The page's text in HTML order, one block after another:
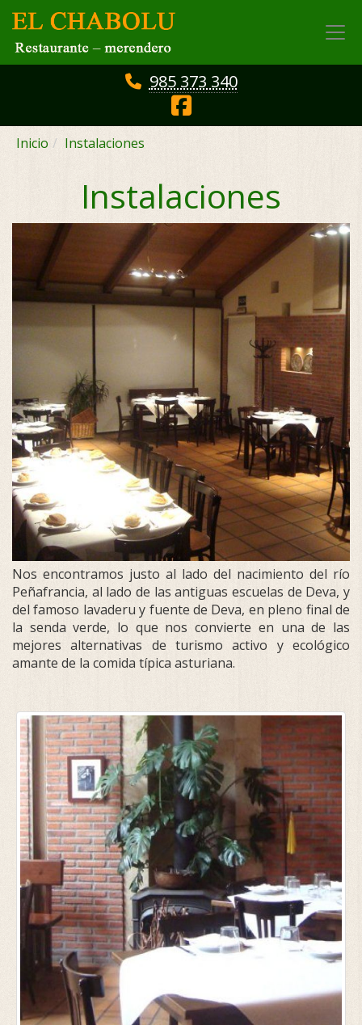
985 373 340
Inicio Instalaciones
Instalaciones
Nos encontramos justo al lado del nacimiento del río
Peñafrancia, al lado de las antiguas escuelas de Deva, y
del famoso lavaderu y fuente de Deva, en pleno final de
la senda verde, lo que nos convierte en una de las
mejores alternativas de turismo activo y ecológico
amante de la comida típica asturiana.